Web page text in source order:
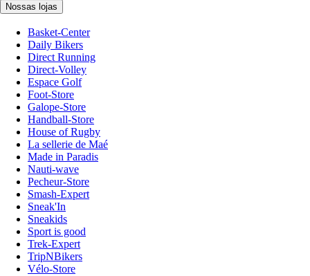
Nossas lojas
Basket-Center
Daily Bikers
Direct Running
Direct-Volley
Espace Golf
Foot-Store
Galope-Store
Handball-Store
House of Rugby
La sellerie de Maé
Made in Paradis
Nauti-wave
Pecheur-Store
Smash-Expert
Sneak'In
Sneakids
Sport is good
Trek-Expert
TripNBikers
Vélo-Store